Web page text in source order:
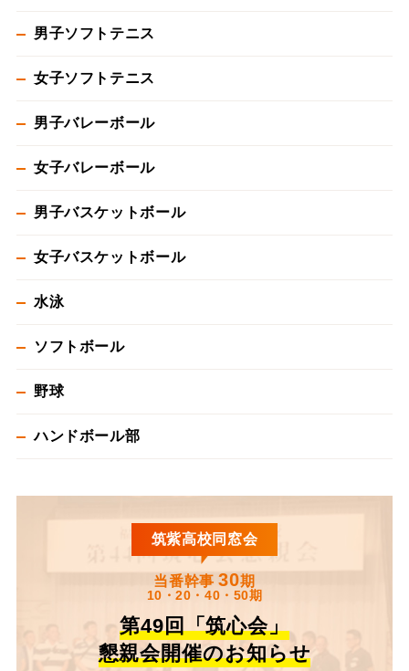
男子ソフトテニス
女子ソフトテニス
男子バレーボール
女子バレーボール
男子バスケットボール
女子バスケットボール
水泳
ソフトボール
野球
ハンドボール部
筑紫高校同窓会
当番幹事30期
10・20・40・50期
第49回「筑心会」
懇親会開催のお知らせ